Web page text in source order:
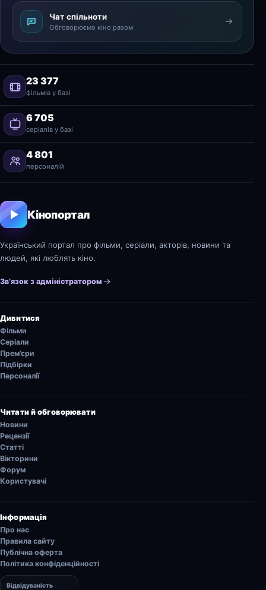
Чат спільноти
Обговорюємо кіно разом
23 377
фільмів у базі
6 705
серіалів у базі
4 801
персоналій
Кінопортал
Український портал про фільми, серіали, акторів, новини та
людей, які люблять кіно.
Зв’язок з адміністратором
Дивитися
Фільми
Серіали
Прем’єри
Підбірки
Персоналії
Читати й обговорювати
Новини
Рецензії
Статті
Вікторини
Форум
Користувачі
Інформація
Про нас
Правила сайту
Публічна оферта
Політика конфіденційності
Відвідуваність